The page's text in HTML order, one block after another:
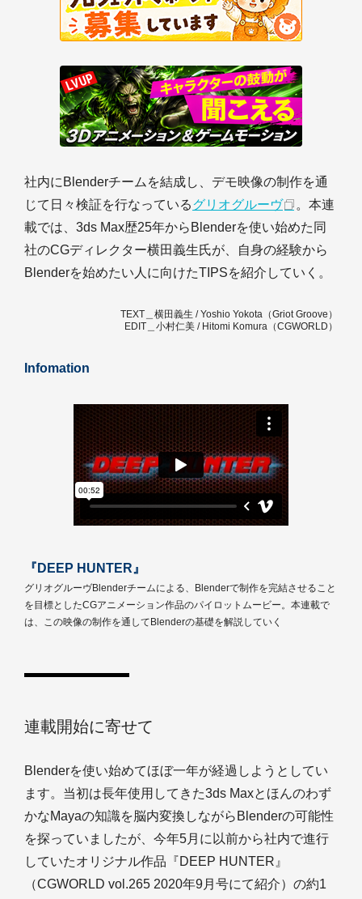
社内にBlenderチームを結成し、デモ映像の制作を通
じて日々検証を行なっているグリオグルーヴ
。本連
載では、3ds Max歴25年からBlenderを使い始めた同
社のCGディレクター横田義生氏が、自身の経験から
Blenderを始めたい人に向けたTIPSを紹介していく。
TEXT＿横田義生 / Yoshio Yokota（Griot Groove）
EDIT＿小村仁美 / Hitomi Komura（CGWORLD）
Infomation
『DEEP HUNTER』
グリオグルーヴBlenderチームによる、Blenderで制作を完結させること
を目標としたCGアニメーション作品のパイロットムービー。本連載で
は、この映像の制作を通してBlenderの基礎を解説していく
連載開始に寄せて
Blenderを使い始めてほぼ一年が経過しようとしてい
ます。当初は長年使用してきた3ds Maxとほんのわず
かなMayaの知識を脳内変換しながらBlenderの可能性
を探っていましたが、今年5月に以前から社内で進行
していたオリジナル作品『DEEP HUNTER』
（CGWORLD vol.265 2020年9月号にて紹介）の約1